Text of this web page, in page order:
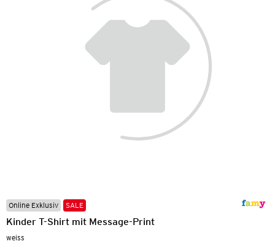
Online Exklusiv SALE
Kinder T-Shirt mit Message-Print
weiss